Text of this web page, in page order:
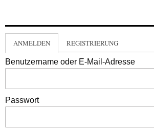
ANMELDEN REGISTRIERUNG
Benutzername oder E-Mail-Adresse
Passwort